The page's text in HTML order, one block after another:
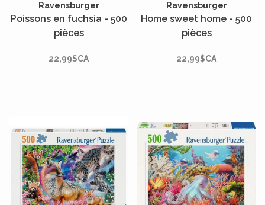
Ravensburger
Poissons en fuchsia - 500
pièces
22,99$CA
Ravensburger
Home sweet home - 500
pièces
22,99$CA